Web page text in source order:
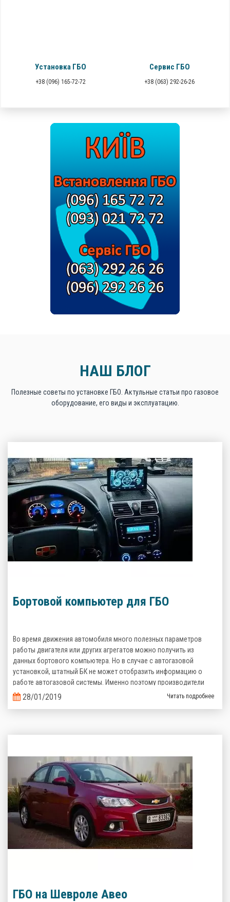
Установка ГБО
+38 (096) 165-72-72
Сервис ГБО
+38 (063) 292-26-26
НАШ БЛОГ
Полезные советы по установке ГБО. Актульные статьи про газовое
оборудование, его виды и эксплуатацию.
Бортовой компьютер для ГБО
Во время движения автомобиля много полезных параметров
работы двигателя или других агрегатов можно получить из
данных бортового компьютера. Но в случае с автогазовой
установкой, штатный БК не может отобразить информацию о
работе автогазовой системы. Именно поэтому производители
газобаллонного оборудования предлагают альтернативные
варианты.
28/01/2019 Читать подробнее
ГБО на Шевроле Авео